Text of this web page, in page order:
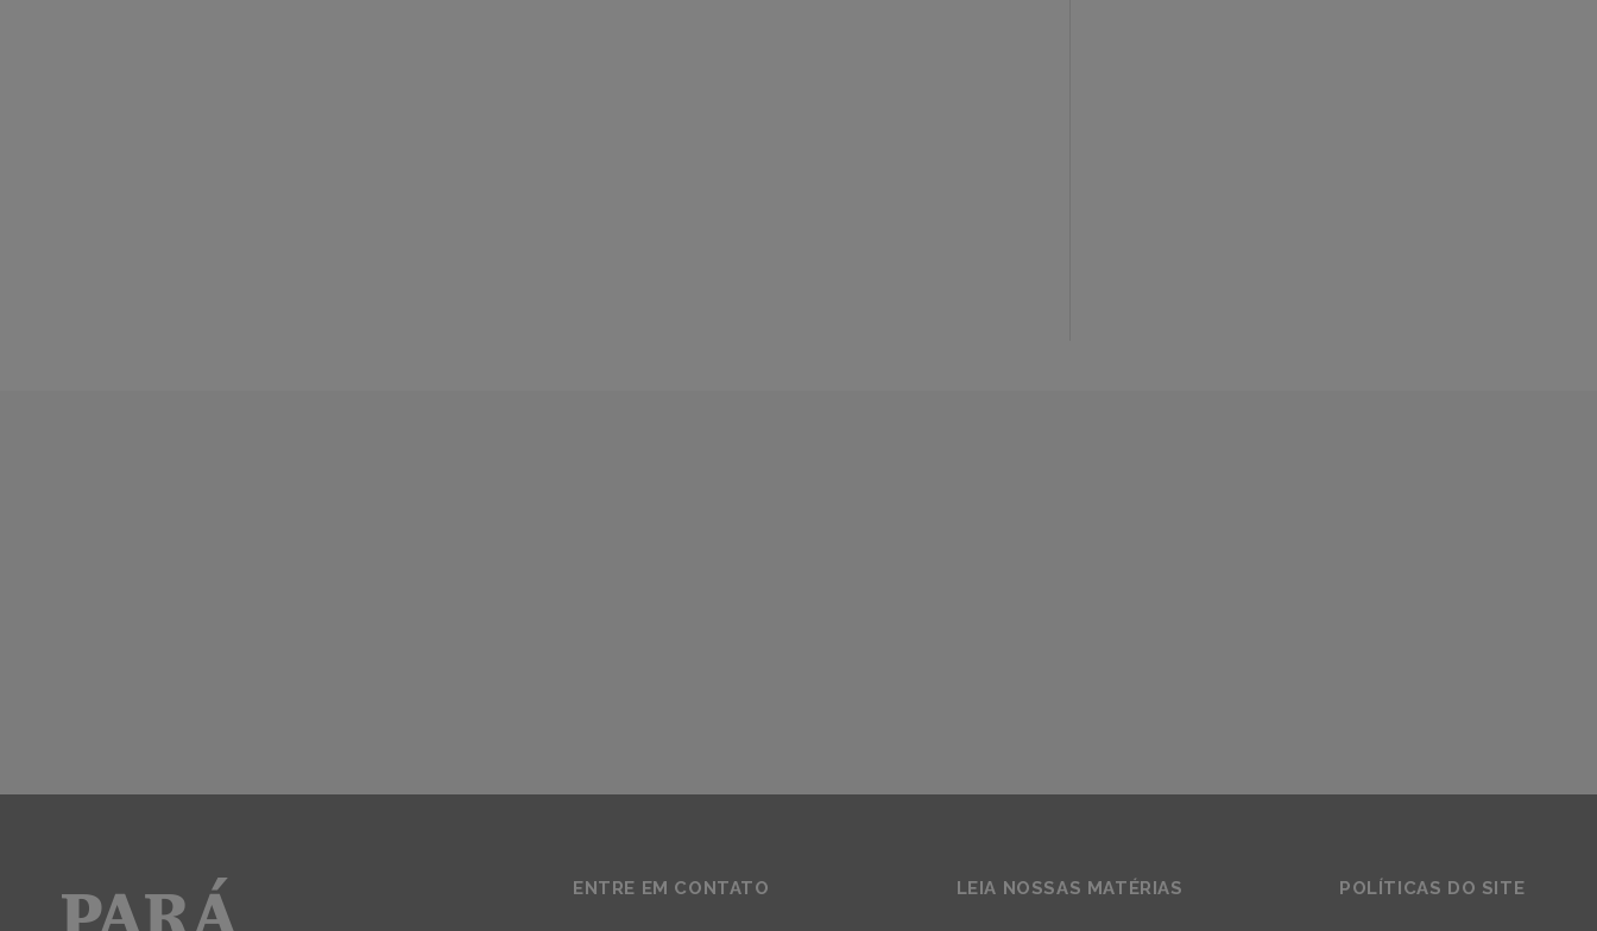
ENTRE EM CONTATO LEIA NOSSAS MATÉRIAS POLÍTICAS DO SITE